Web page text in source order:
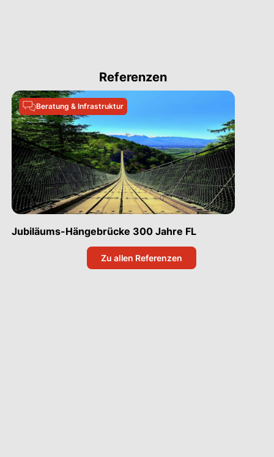
Referenzen
Beratung & Infrastruktur
Jubiläums-Hängebrücke 300 Jahre FL
Zu allen Referenzen